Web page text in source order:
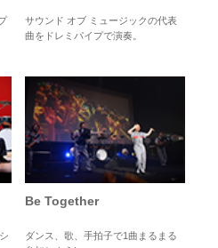
サウンド オブ ミュージックの代表
曲をドレミパイプで演奏。
Be Together
ダンス、歌、手拍子で1曲まるまる